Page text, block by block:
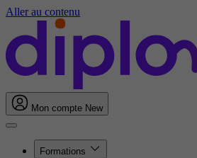
Aller au contenu
Mon compte New
Formations